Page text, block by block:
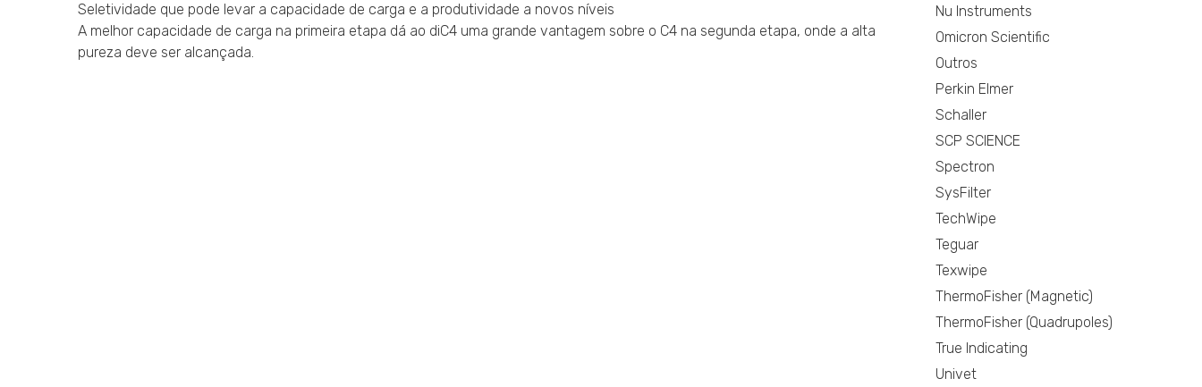
Seletividade que pode levar a capacidade de carga e a produtividade a novos níveis
A melhor capacidade de carga na primeira etapa dá ao diC4 uma grande vantagem sobre o C4 na segunda etapa, onde a alta
pureza deve ser alcançada.
Nu Instruments
Omicron Scientific
Outros
Perkin Elmer
Schaller
SCP SCIENCE
Spectron
SysFilter
TechWipe
Teguar
Texwipe
ThermoFisher (Magnetic)
ThermoFisher (Quadrupoles)
True Indicating
Univet